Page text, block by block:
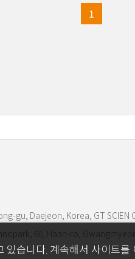
1
gu, Daejeon, Korea, GT SCIEN
60, Haan-ro,
습니다. 계속해서 사이트